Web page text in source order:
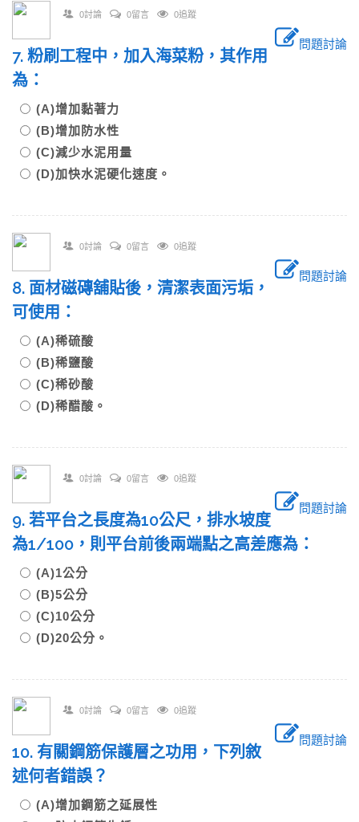
0討論 0留言 0追蹤
問題討論
7. 粉刷工程中，加入海菜粉，其作用
為：
(A)增加黏著力
(B)增加防水性
(C)減少水泥用量
(D)加快水泥硬化速度。
0討論 0留言 0追蹤
問題討論
8. 面材磁磚舖貼後，清潔表面污垢，
可使用：
(A)稀硫酸
(B)稀鹽酸
(C)稀砂酸
(D)稀醋酸。
0討論 0留言 0追蹤
問題討論
9. 若平台之長度為10公尺，排水坡度
為1/100，則平台前後兩端點之高差應為：
(A)1公分
(B)5公分
(C)10公分
(D)20公分。
0討論 0留言 0追蹤
問題討論
10. 有關鋼筋保護層之功用，下列敘
述何者錯誤？
(A)增加鋼筋之延展性